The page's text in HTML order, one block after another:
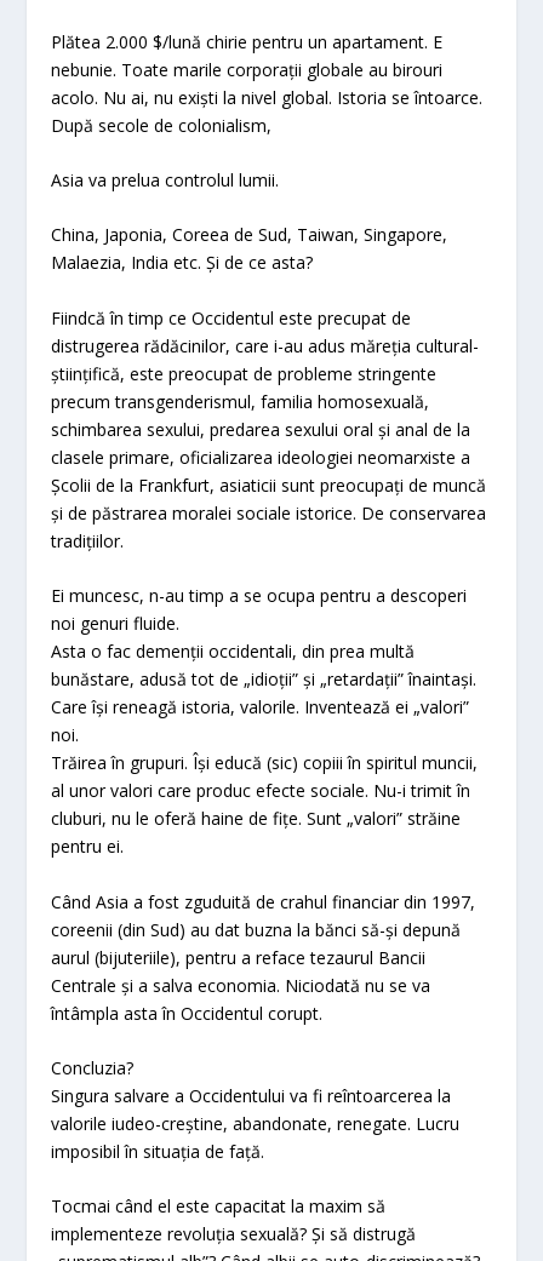
Plătea 2.000 $/lună chirie pentru un apartament. E
nebunie. Toate marile corporații globale au birouri
acolo. Nu ai, nu exiști la nivel global. Istoria se întoarce.
După secole de colonialism,
Asia va prelua controlul lumii.
China, Japonia, Coreea de Sud, Taiwan, Singapore,
Malaezia, India etc. Și de ce asta?
Fiindcă în timp ce Occidentul este precupat de
distrugerea rădăcinilor, care i-au adus măreția cultural-
științifică, este preocupat de probleme stringente
precum transgenderismul, familia homosexuală,
schimbarea sexului, predarea sexului oral și anal de la
clasele primare, oficializarea ideologiei neomarxiste a
Școlii de la Frankfurt, asiaticii sunt preocupați de muncă
și de păstrarea moralei sociale istorice. De conservarea
tradițiilor.
Ei muncesc, n-au timp a se ocupa pentru a descoperi
noi genuri fluide.
Asta o fac demenții occidentali, din prea multă
bunăstare, adusă tot de „idioții” și „retardații” înaintași.
Care își reneagă istoria, valorile. Inventează ei „valori”
noi.
Trăirea în grupuri. Își educă (sic) copiii în spiritul muncii,
al unor valori care produc efecte sociale. Nu-i trimit în
cluburi, nu le oferă haine de fițe. Sunt „valori” străine
pentru ei.
Când Asia a fost zguduită de crahul financiar din 1997,
coreenii (din Sud) au dat buzna la bănci să-și depună
aurul (bijuteriile), pentru a reface tezaurul Bancii
Centrale și a salva economia. Niciodată nu se va
întâmpla asta în Occidentul corupt.
Concluzia?
Singura salvare a Occidentului va fi reîntoarcerea la
valorile iudeo-creștine, abandonate, renegate. Lucru
imposibil în situația de față.
Tocmai când el este capacitat la maxim să
implementeze revoluția sexuală? Și să distrugă